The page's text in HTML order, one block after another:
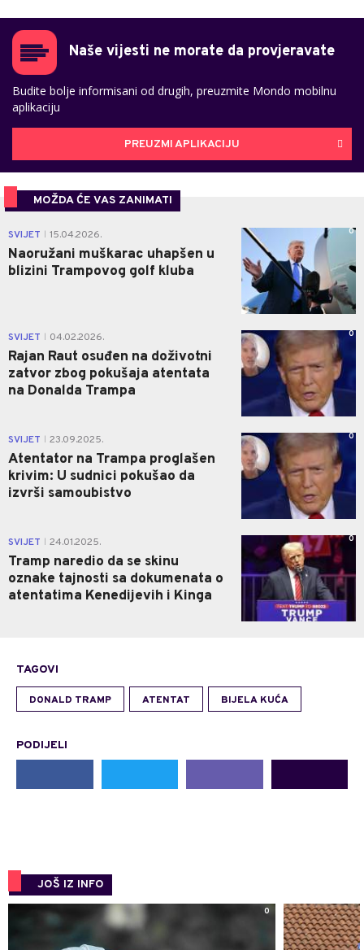
Naše vijesti ne morate da provjeravate
Budite bolje informisani od drugih, preuzmite Mondo mobilnu
aplikaciju
PREUZMI APLIKACIJU
MOŽDA ĆE VAS ZANIMATI
SVIJET 15.04.2026.
Naoružani muškarac uhapšen u
blizini Trampovog golf kluba
0
SVIJET 04.02.2026.
Rajan Raut osuđen na doživotni
zatvor zbog pokušaja atentata
na Donalda Trampa
0
SVIJET 23.09.2025.
Atentator na Trampa proglašen
krivim: U sudnici pokušao da
izvrši samoubistvo
0
SVIJET 24.01.2025.
Tramp naredio da se skinu
oznake tajnosti sa dokumenata o
atentatima Kenedijevih i Kinga
0
TAGOVI
DONALD TRAMP ATENTAT BIJELA KUĆA
PODIJELI
JOŠ IZ INFO
0